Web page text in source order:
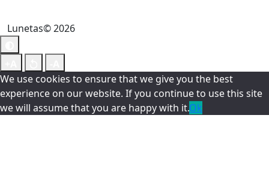
Lunetas© 2026
We use cookies to ensure that we give you the best
experience on our website. If you continue to use this site
we will assume that you are happy with it.Ok